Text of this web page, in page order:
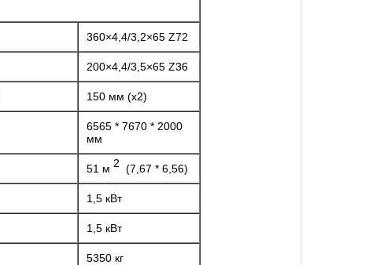
360×4,4/3,2×65 Z72
200×4,4/3,5×65 Z36
150 мм (х2)
6565 * 7670 * 2000
мм
51 м 2 (7,67 * 6,56)
1,5 кВт
1,5 кВт
5350 кг